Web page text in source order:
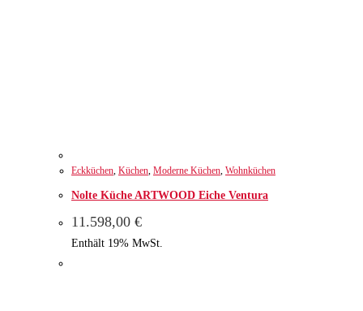
Eckküchen, Küchen, Moderne Küchen, Wohnküchen
Nolte Küche ARTWOOD Eiche Ventura
11.598,00 €
Enthält 19% MwSt.